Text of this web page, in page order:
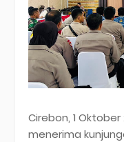
Cirebon, 1
menerima